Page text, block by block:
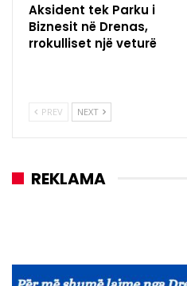
Aksident tek Parku i
Biznesit në Drenas,
rrokulliset një veturë
PREV NEXT
REKLAMA